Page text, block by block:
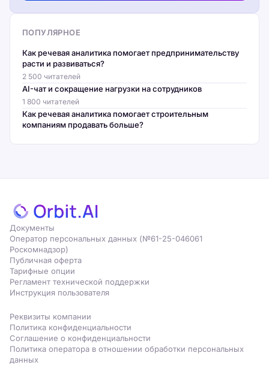
ПОПУЛЯРНОЕ
Как речевая аналитика помогает предпринимательству
расти и развиваться?
2 500 читателей
AI-чат и сокращение нагрузки на сотрудников
1 800 читателей
Как речевая аналитика помогает строительным
компаниям продавать больше?
Документы
Оператор персональных данных (№61-25-046061
Роскомнадзор)
Публичная оферта
Тарифные опции
Регламент технической поддержки
Инструкция пользователя
Реквизиты компании
Политика конфиденциальности
Соглашение о конфиденциальности
Политика оператора в отношении обработки персональных
данных